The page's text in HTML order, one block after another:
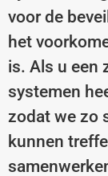
voor de
het
is. Als u een
systemen
zodat we zo
kunnen